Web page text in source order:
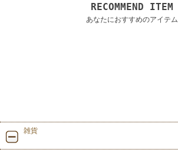
RECOMMEND ITEM
あなたにおすすめのアイテム
雑貨